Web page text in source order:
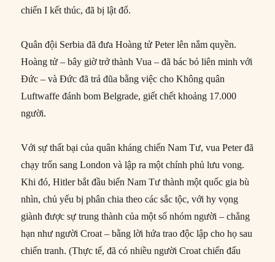
chiến I kết thúc, đã bị lật đổ.
Quân đội Serbia đã đưa Hoàng tử Peter lên nắm quyền.
Hoàng tử – bây giờ trở thành Vua – đã bác bỏ liên minh với
Đức – và Đức đã trả đũa bằng việc cho Không quân
Luftwaffe đánh bom Belgrade, giết chết khoảng 17.000
người.
Với sự thất bại của quân kháng chiến Nam Tư, vua Peter đã
chạy trốn sang London và lập ra một chính phủ lưu vong.
Khi đó, Hitler bắt đầu biến Nam Tư thành một quốc gia bù
nhìn, chủ yếu bị phân chia theo các sắc tộc, với hy vọng
giành được sự trung thành của một số nhóm người – chẳng
hạn như người Croat – bằng lời hứa trao độc lập cho họ sau
chiến tranh. (Thực tế, đã có nhiều người Croat chiến đấu